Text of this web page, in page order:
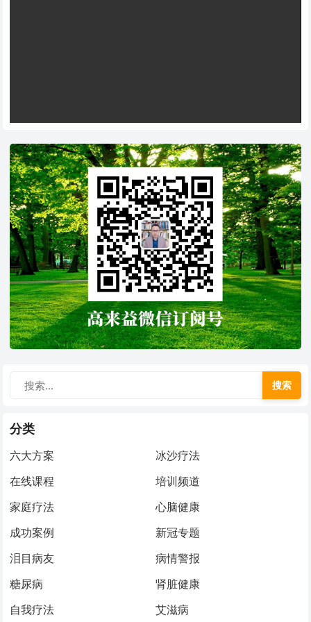
搜索
分类
六大方案
冰沙疗法
在线课程
培训频道
家庭疗法
心脑健康
成功案例
新冠专题
泪目病友
病情警报
糖尿病
肾脏健康
自我疗法
艾滋病